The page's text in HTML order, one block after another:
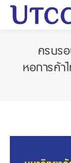
ครบร
หอการค้